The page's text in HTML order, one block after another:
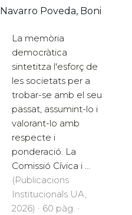
Navarro Poveda, Boni
La memòria
democràtica
sintetitza l'esforç de
les societats per a
trobar-se amb el seu
passat, assumint-lo i
valorant-lo amb
respecte i
ponderació. La
Comissió Cívica i ...
(Publicacions
Institucionals UA,
2026) · 60 pàg. ·